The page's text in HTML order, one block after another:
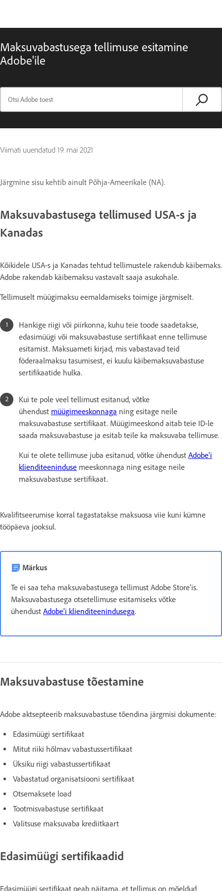
Maksuvabastusega tellimuse esitamine
Adobe'ile
Viimati uuendatud 19. mai 2021
Järgmine sisu kehtib ainult Põhja-Ameerikale (NA).
Maksuvabastusega tellimused USA-s ja
Kanadas
Kõikidele USA-s ja Kanadas tehtud tellimustele rakendub käibemaks.
Adobe rakendab käibemaksu vastavalt saaja asukohale.
Tellimuselt müügimaksu eemaldamiseks toimige järgmiselt.
Hankige riigi või piirkonna, kuhu teie toode saadetakse,
edasimüügi või maksuvabastuse sertifikaat enne tellimuse
esitamist. Maksuameti kirjad, mis vabastavad teid
föderaalmaksu tasumisest, ei kuulu käibemaksuvabastuse
sertifikaatide hulka.
Kui te pole veel tellimust esitanud, võtke
ühendust müügimeeskonnaga ning esitage neile
maksuvabastuse sertifikaat. Müügimeeskond aitab teie ID-le
saada maksuvabastuse ja esitab teile ka maksuvaba tellimuse.
Kui te olete tellimuse juba esitanud, võtke ühendust Adobe'i
klienditeeninduse meeskonnaga ning esitage neile
maksuvabastuse sertifikaat.
Kvalifitseerumise korral tagastatakse maksuosa viie kuni kümne
tööpäeva jooksul.
Märkus
Te ei saa teha maksuvabastusega tellimust Adobe Store'is.
Maksuvabastusega otsetellimuse esitamiseks võtke
ühendust Adobe'i klienditeenindusega.
Maksuvabastuse tõestamine
Adobe aktsepteerib maksuvabastuse tõendina järgmisi dokumente:
Edasimüügi sertifikaat
Mitut riiki hõlmav vabastussertifikaat
Üksiku riigi vabastussertifikaat
Vabastatud organisatsiooni sertifikaat
Otsemaksete load
Tootmisvabastuse sertifikaat
Valitsuse maksuvaba krediitkaart
Edasimüügi sertifikaadid
Edasimüügi sertifikaat peab näitama, et tellimus on mõeldud